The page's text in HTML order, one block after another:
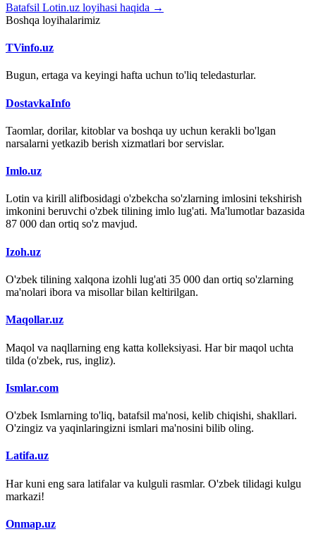
Batafsil Lotin.uz loyihasi haqida →
Boshqa loyihalarimiz
TVinfo.uz
Bugun, ertaga va keyingi hafta uchun to'liq teledasturlar.
DostavkaInfo
Taomlar, dorilar, kitoblar va boshqa uy uchun kerakli bo'lgan
narsalarni yetkazib berish xizmatlari bor servislar.
Imlo.uz
Lotin va kirill alifbosidagi o'zbekcha so'zlarning imlosini tekshirish
imkonini beruvchi o'zbek tilining imlo lug'ati. Ma'lumotlar bazasida
87 000 dan ortiq so'z mavjud.
Izoh.uz
O'zbek tilining xalqona izohli lug'ati 35 000 dan ortiq so'zlarning
ma'nolari ibora va misollar bilan keltirilgan.
Maqollar.uz
Maqol va naqllarning eng katta kolleksiyasi. Har bir maqol uchta
tilda (o'zbek, rus, ingliz).
Ismlar.com
O'zbek Ismlarning to'liq, batafsil ma'nosi, kelib chiqishi, shakllari.
O'zingiz va yaqinlaringizni ismlari ma'nosini bilib oling.
Latifa.uz
Har kuni eng sara latifalar va kulguli rasmlar. O'zbek tilidagi kulgu
markazi!
Onmap.uz